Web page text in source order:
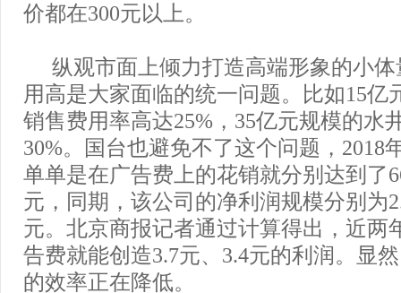
价都在300元以上。
纵观市面上倾力打造高端形象的小
用高是大家面临的统一问题。比如15亿
销售费用率高达25%，35亿元规模的水
30%。国台也避免不了这个问题，2018
单单是在广告费上的花销就分别达到了
元，同期，该公司的净利润规模分别为
元。北京商报记者通过计算得出，近两
告费就能创造3.7元、3.4元的利润。显
的效率正在降低。